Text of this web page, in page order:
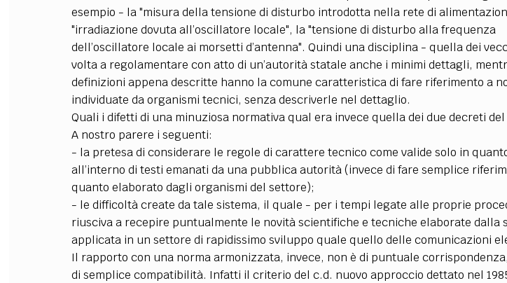
esempio - la "misura della tensione di disturbo introdotta nella rete di
"irradiazione dovuta all’oscillatore locale", la "tensione di disturbo alla frequenza
dell’oscillatore locale ai morsetti d’antenna". Quindi una disciplina - quella dei
volta a regolamentare con atto di un’autorità statale anche i minimi dettagli,
definizioni appena descritte hanno la comune caratteristica di fare riferimento a
individuate da organismi tecnici, senza descriverle nel dettaglio.
Quali i difetti di una minuziosa normativa qual era invece quella dei due decreti del
A nostro parere i seguenti:
- la pretesa di considerare le regole di carattere tecnico come valide solo in
all’interno di testi emanati da una pubblica autorità (invece di fare semplice
quanto elaborato dagli organismi del settore);
- le difficoltà create da tale sistema, il quale - per i tempi legate alle proprie
riusciva a recepire puntualmente le novità scientifiche e tecniche elaborate dalla
applicata in un settore di rapidissimo sviluppo quale quello delle comunicazioni
Il rapporto con una norma armonizzata, invece, non è di puntuale
di semplice compatibilità. Infatti il criterio del c.d. nuovo approccio dettato nel